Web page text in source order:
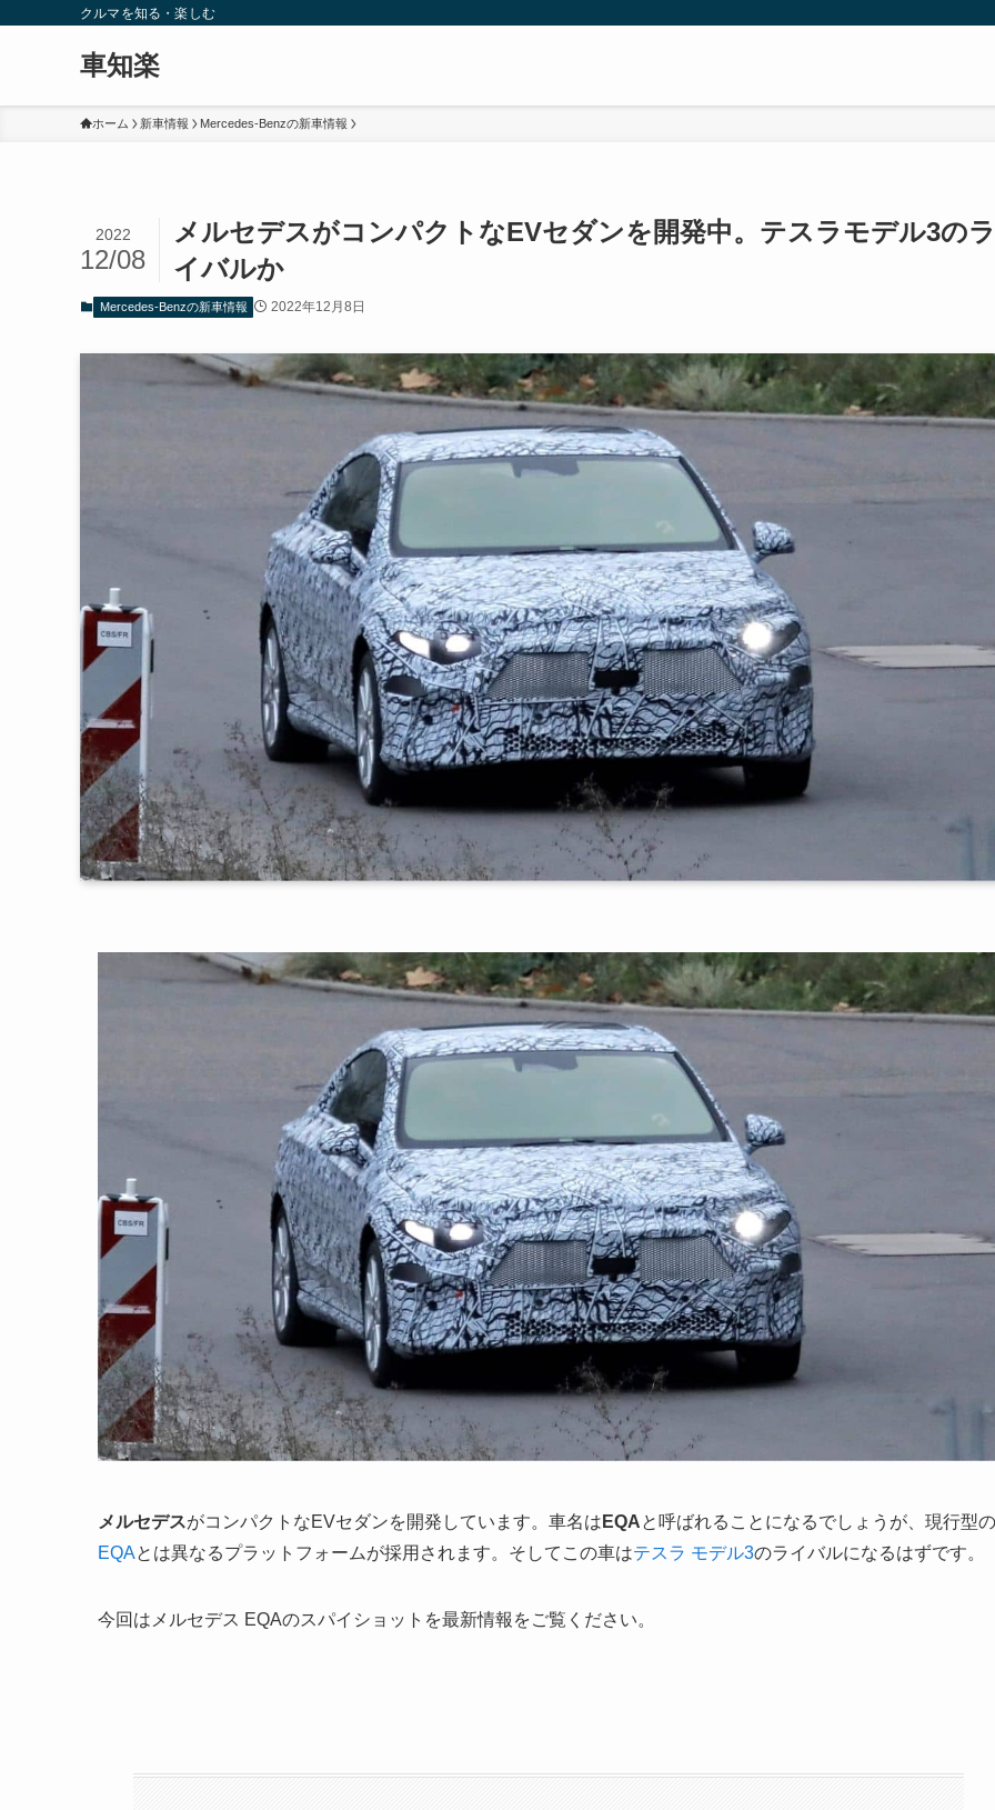
クルマを知る・楽しむ
車知楽
ホーム 新車情報 Mercedes-Benzの新車情報
メルセデスがコンパクトなEVセダンを開発中。テスラモデル3のラ
イバルか
2022
12/08
Mercedes-Benzの新車情報 2022年12月8日
メルセデスがコンパクトなEVセダンを開発しています。車名は EQAと呼ばれることになるでしょうが、現行型の
EQAとは異なるプラットフォームが採用されます。そしてこの車はテスラ モデル3のライバルになるはずです。
今回はメルセデス EQAのスパイショットを最新情報をご覧ください。